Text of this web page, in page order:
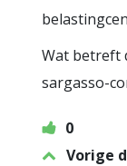
Wat betreft
sargasso-
0
Vorige